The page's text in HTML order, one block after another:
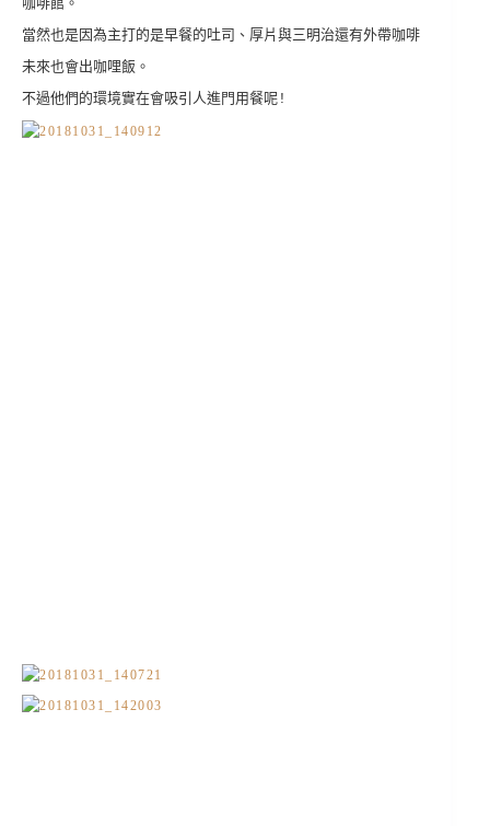
咖啡館。
當然也是因為主打的是早餐的吐司、厚片與三明治還有外帶咖啡
未來也會出咖哩飯。
不過他們的環境實在會吸引人進門用餐呢!